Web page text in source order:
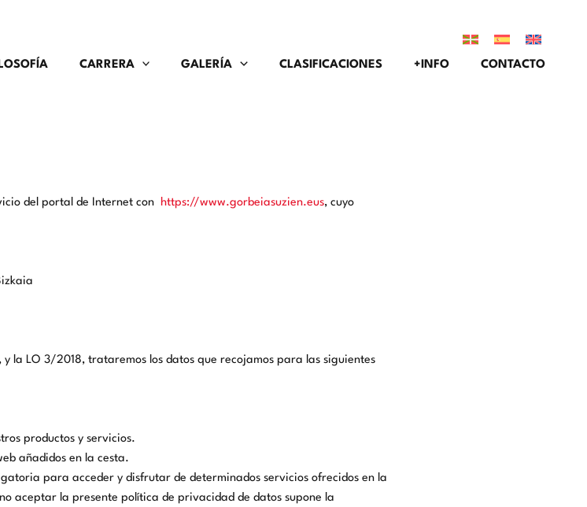
CARRERA GALERÍA CLASIFICACIONES +INFO CONTACTO
del portal de Internet con https://www.gorbeiasuzien.eus, cuyo
la LO 3/2018, trataremos los datos que recojamos para las siguientes
productos y servicios.
añadidos en la cesta.
para acceder y disfrutar de determinados servicios ofrecidos en la
aceptar la presente política de privacidad de datos supone la